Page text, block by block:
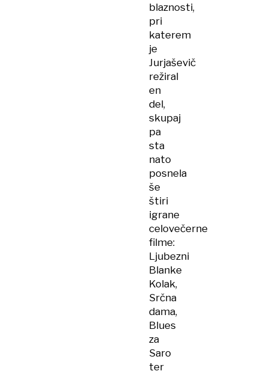
blaznosti,
pri
katerem
je
Jurjaševič
režiral
en
del,
skupaj
pa
sta
nato
posnela
še
štiri
igrane
celovečerne
filme:
Ljubezni
Blanke
Kolak,
Srčna
dama,
Blues
za
Saro
ter